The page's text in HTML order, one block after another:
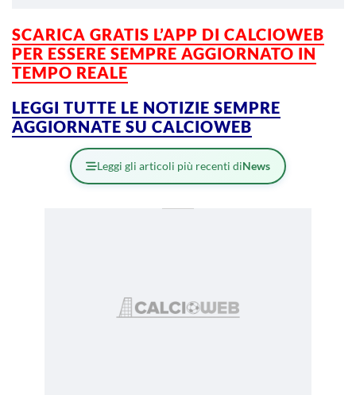
SCARICA GRATIS L’APP DI CALCIOWEB
PER ESSERE SEMPRE AGGIORNATO IN
TEMPO REALE
LEGGI TUTTE LE NOTIZIE SEMPRE
AGGIORNATE SU CALCIOWEB
Leggi gli articoli più recenti diNews